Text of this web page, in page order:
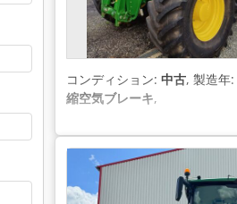
コンディション: 中古, 製造年:
縮空気ブレーキ,